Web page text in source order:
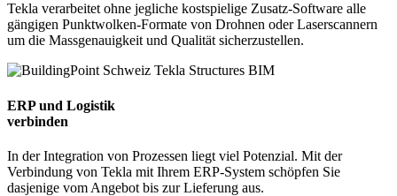
Tekla verarbeitet ohne jegliche kostspielige Zusatz-Software alle
gängigen Punktwolken-Formate von Drohnen oder Laserscannern
um die Massgenauigkeit und Qualität sicherzustellen.
ERP und Logistik
verbinden
In der Integration von Prozessen liegt viel Potenzial. Mit der
Verbindung von Tekla mit Ihrem ERP-System schöpfen Sie
dasjenige vom Angebot bis zur Lieferung aus.